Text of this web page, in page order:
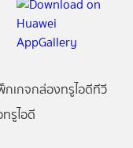
กเกจกล่องทรูไอดีทีวี
รูไอดี